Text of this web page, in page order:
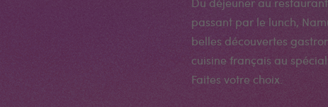
passant par le lunch,
belles découvertes
cuisine français au
Faites votre choix.